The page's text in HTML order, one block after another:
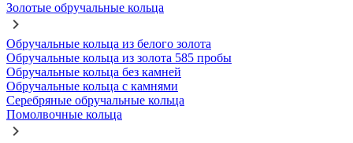
Золотые обручальные кольца
Обручальные кольца из белого золота
Обручальные кольца из золота 585 пробы
Обручальные кольца без камней
Обручальные кольца с камнями
Серебряные обручальные кольца
Помолвочные кольца